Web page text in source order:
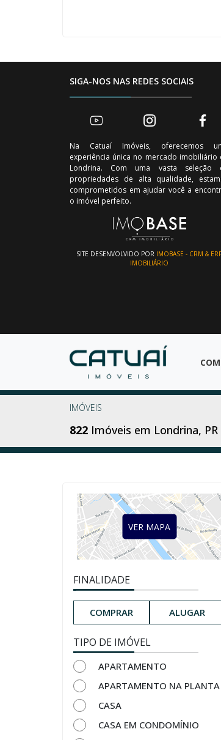
SIGA-NOS NAS REDES SOCIAIS
Na Catuaí Imóveis, oferecemos
experiência única no mercado imobiliário
Londrina. Com uma vasta seleção
propriedades de alta qualidade,
comprometidos em ajudar você a
o imóvel perfeito.
SITE DESENVOLVIDO POR IMOBASE - CRM &
IMOBILIÁRIO
IMÓVEIS
822 Imóveis em Londrina,
VER MAPA
FINALIDADE
COMPRAR ALUGAR
TIPO DE IMÓVEL
APARTAMENTO
APARTAMENTO NA PLANTA
CASA
CASA EM CONDOMÍNIO